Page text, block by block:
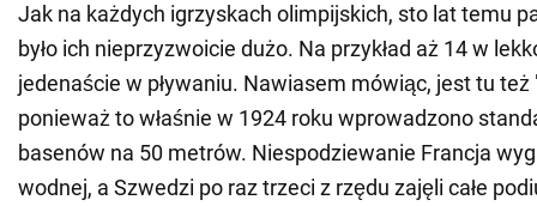
Jak na każdych igrzyskach olimpijskich, sto lat temu
było ich nieprzyzwoicie dużo. Na przykład aż 14 w
jedenaście w pływaniu. Nawiasem mówiąc, jest tu też
ponieważ to właśnie w 1924 roku wprowadzono
basenów na 50 metrów. Niespodziewanie Francja
wodnej, a Szwedzi po raz trzeci z rzędu zajęli całe